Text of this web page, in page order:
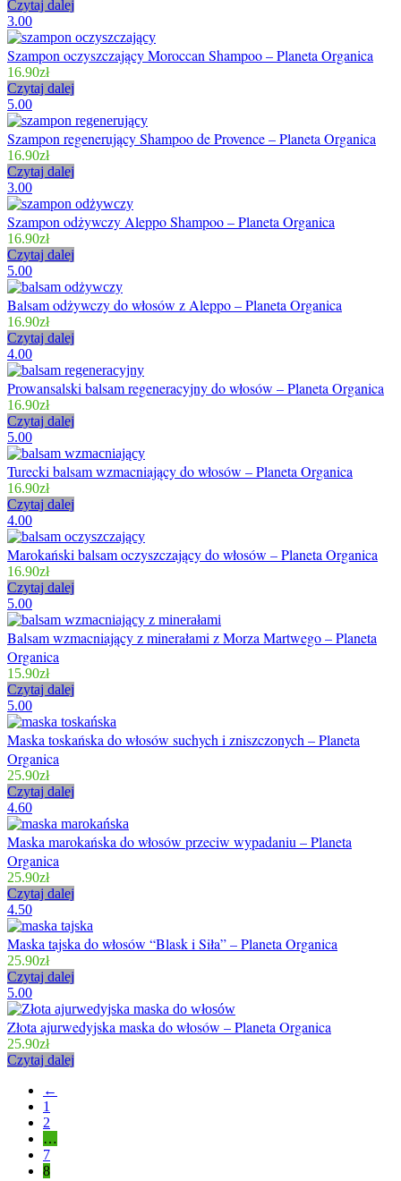
Czytaj dalej
3.00
Szampon oczyszczający Moroccan Shampoo – Planeta Organica
16.90zł
Czytaj dalej
5.00
Szampon regenerujący Shampoo de Provence – Planeta Organica
16.90zł
Czytaj dalej
3.00
Szampon odżywczy Aleppo Shampoo – Planeta Organica
16.90zł
Czytaj dalej
5.00
Balsam odżywczy do włosów z Aleppo – Planeta Organica
16.90zł
Czytaj dalej
4.00
Prowansalski balsam regeneracyjny do włosów – Planeta Organica
16.90zł
Czytaj dalej
5.00
Turecki balsam wzmacniający do włosów – Planeta Organica
16.90zł
Czytaj dalej
4.00
Marokański balsam oczyszczający do włosów – Planeta Organica
16.90zł
Czytaj dalej
5.00
Balsam wzmacniający z minerałami z Morza Martwego – Planeta
Organica
15.90zł
Czytaj dalej
5.00
Maska toskańska do włosów suchych i zniszczonych – Planeta
Organica
25.90zł
Czytaj dalej
4.60
Maska marokańska do włosów przeciw wypadaniu – Planeta
Organica
25.90zł
Czytaj dalej
4.50
Maska tajska do włosów “Blask i Siła” – Planeta Organica
25.90zł
Czytaj dalej
5.00
Złota ajurwedyjska maska do włosów – Planeta Organica
25.90zł
Czytaj dalej
←
1
2
…
7
8